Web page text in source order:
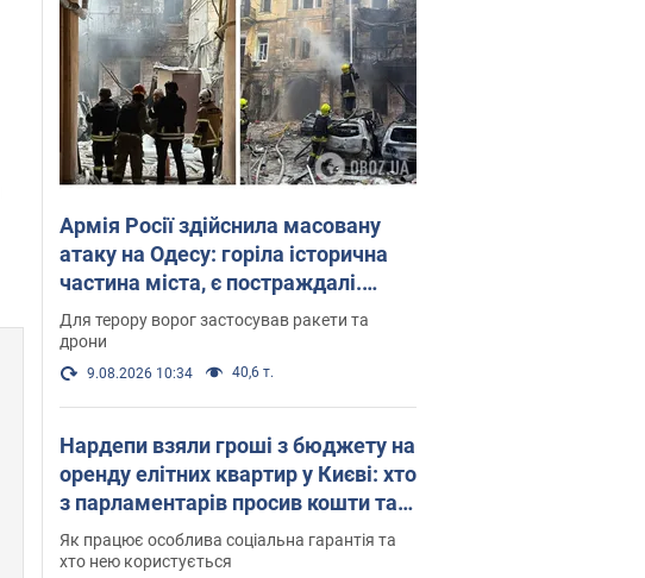
Армія Росії здійснила масовану
атаку на Одесу: горіла історична
частина міста, є постраждалі.
Фото та відео
Для терору ворог застосував ракети та
дрони
9.08.2026 10:34 40,6 т.
Нардепи взяли гроші з бюджету на
оренду елітних квартир у Києві: хто
з парламентарів просив кошти та
де поселився
Як працює особлива соціальна гарантія та
хто нею користується